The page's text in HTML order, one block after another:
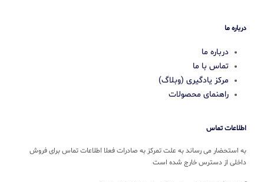
درباره ما
درباره ما
تماس با ما
مرکز یادگیری (وبلاگ)
راهنمای محصولات
اطلاعات تماس
به استحضار می رساند به علت تمرکز به صادرات فعلا اطلاعات تماس برای فروش
داخلی از دسترس خارج شده است